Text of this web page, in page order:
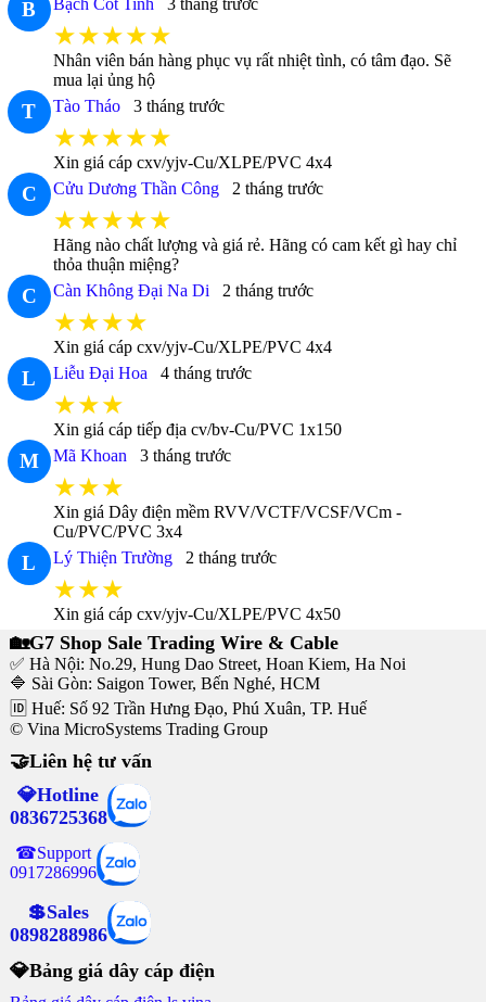
B Bạch Cốt Tinh 3 tháng trước
★★★★★
Nhân viên bán hàng phục vụ rất nhiệt tình, có tâm đạo. Sẽ
mua lại ủng hộ
T Tào Tháo 3 tháng trước
★★★★★
Xin giá cáp cxv/yjv-Cu/XLPE/PVC 4x4
C Cửu Dương Thần Công 2 tháng trước
★★★★★
Hãng nào chất lượng và giá rẻ. Hãng có cam kết gì hay chỉ
thỏa thuận miệng?
C Càn Không Đại Na Di 2 tháng trước
★★★★
Xin giá cáp cxv/yjv-Cu/XLPE/PVC 4x4
L Liễu Đại Hoa 4 tháng trước
★★★
Xin giá cáp tiếp địa cv/bv-Cu/PVC 1x150
M Mã Khoan 3 tháng trước
★★★
Xin giá Dây điện mềm RVV/VCTF/VCSF/VCm -
Cu/PVC/PVC 3x4
L Lý Thiện Trường 2 tháng trước
★★★
Xin giá cáp cxv/yjv-Cu/XLPE/PVC 4x50
🏡G7 Shop Sale Trading Wire & Cable
✅ Hà Nội: No.29, Hung Dao Street, Hoan Kiem, Ha Noi
🔷 Sài Gòn: Saigon Tower, Bến Nghé, HCM
🆔 Huế: Số 92 Trần Hưng Đạo, Phú Xuân, TP. Huế
© Vina MicroSystems Trading Group
🤝Liên hệ tư vấn
💎Hotline
0836725368
☎Support
0917286996
💲Sales
0898288986
💎Bảng giá dây cáp điện